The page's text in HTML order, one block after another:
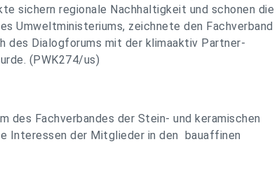
sichern regionale Nachhaltigkeit und schonen die
Umweltministeriums, zeichnete den Fachverband
des Dialogforums mit der klimaaktiv Partner-
(PWK274/us)
Fachverbandes der Stein- und keramischen
Interessen der Mitglieder in den bauaffinen